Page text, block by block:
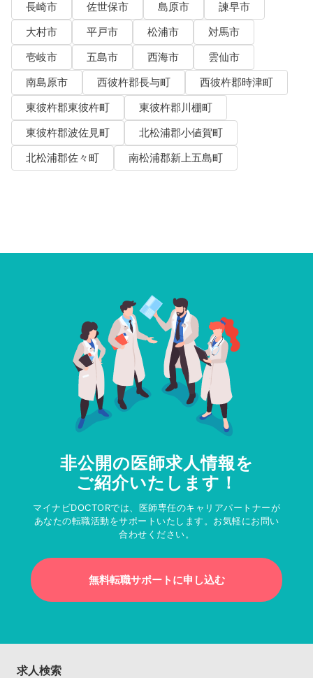
長崎市 佐世保市 島原市
諫早市
大村市
平戸市 松浦市
対馬市
壱岐市
五島市 西海市
雲仙市
南島原市
西彼杵郡長与町
西彼杵郡時津町
東彼杵郡東彼杵町
東彼杵郡川棚町
東彼杵郡波佐見町
北松浦郡小値賀町
北松浦郡佐々町
南松浦郡新上五島町
非公開の医師求人情報を
ご紹介いたします！
マイナビDOCTORでは、医師専任のキャリアパートナーが
あなたの転職活動をサポートいたします。お気軽にお問い
合わせください。
無料転職サポートに申し込む
求人検索